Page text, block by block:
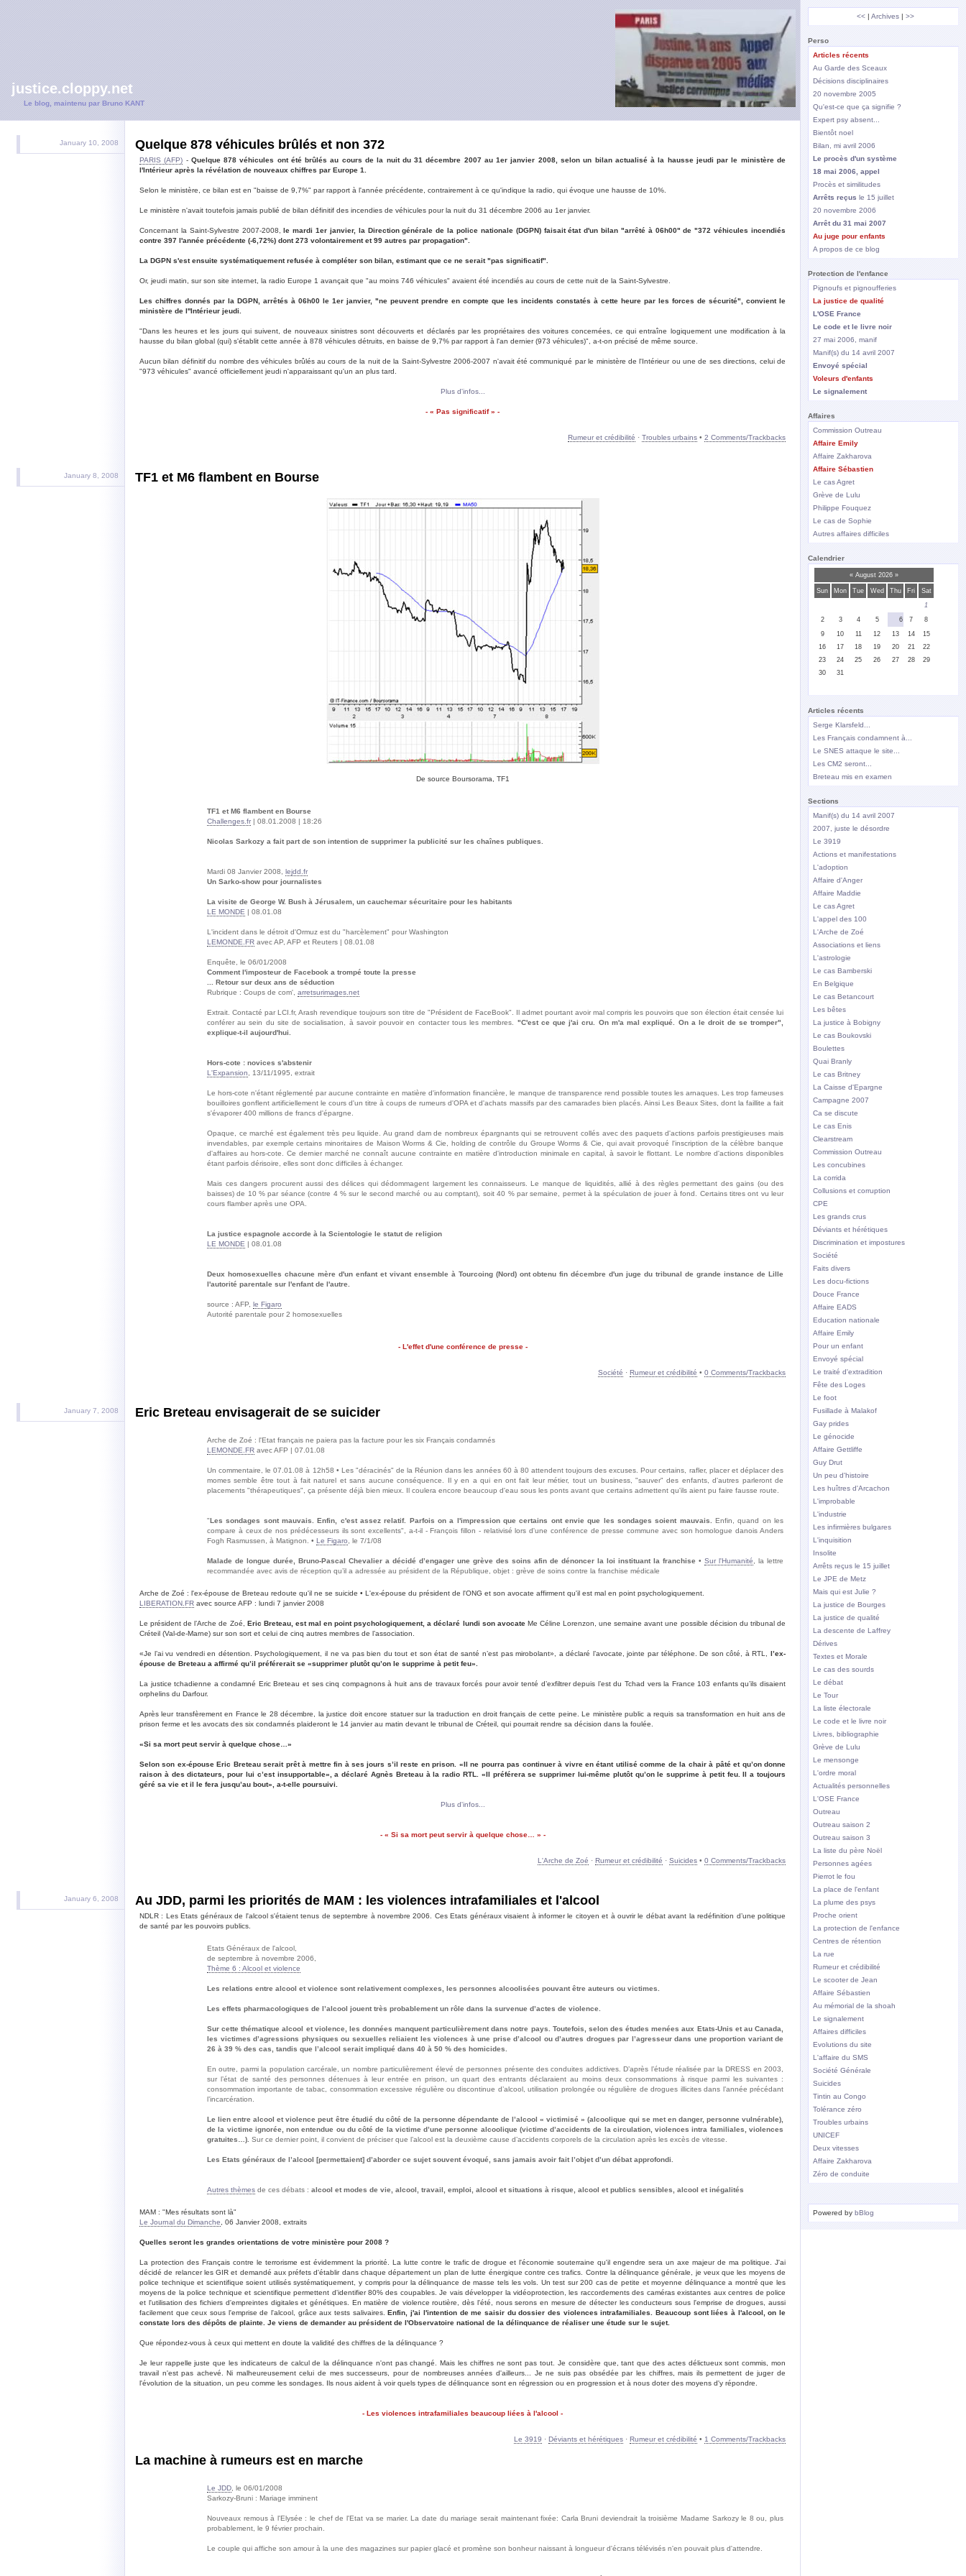
justice.cloppy.net
Le blog, maintenu par Bruno KANT
January 10, 2008 Quelque 878 véhicules brûlés et non 372
PARIS (AFP) - Quelque 878 véhicules ont été brûlés au cours de la nuit du 31 décembre 2007 au 1er janvier 2008, selon un bilan actualisé à la hausse jeudi par le ministère de
l'Intérieur après la révélation de nouveaux chiffres par Europe 1.
Selon le ministère, ce bilan est en "baisse de 9,7%" par rapport à l'année précédente, contrairement à ce qu'indique la radio, qui évoque une hausse de 10%.
Le ministère n'avait toutefois jamais publié de bilan définitif des incendies de véhicules pour la nuit du 31 décembre 2006 au 1er janvier.
Concernant la Saint-Sylvestre 2007-2008,le mardi 1er janvier, la Direction générale de la police nationale (DGPN) faisait état d'un bilan "arrêté à 06h00" de "372 véhicules incendiés
contre 397 l'année précédente (-6,72%) dont 273 volontairement et 99 autres par propagation".
La DGPN s'est ensuite systématiquement refusée à compléter son bilan, estimant que ce ne serait "pas significatif".
Or, jeudi matin, sur son site internet, la radio Europe 1 avançait que "au moins 746 véhicules" avaient été incendiés au cours de cette nuit de la Saint-Sylvestre.
Les chiffres donnés par la DGPN, arrêtés à 06h00 le 1er janvier, "ne peuvent prendre en compte que les incidents constatés à cette heure par les forces de sécurité", convient le
ministère de l''Intérieur jeudi.
"Dans les heures et les jours qui suivent, de nouveaux sinistres sont découverts et déclarés par les propriétaires des voitures concernées, ce qui entraîne logiquement une modification à la
hausse du bilan global (qui) s'établit cette année à 878 véhicules détruits, en baisse de 9,7% par rapport à l'an dernier (973 véhicules)", a-t-on précisé de même source.
Aucun bilan définitif du nombre des véhicules brûlés au cours de la nuit de la Saint-Sylvestre 2006-2007 n'avait été communiqué par le ministère de l'Intérieur ou une de ses directions, celui de
"973 véhicules" avancé officiellement jeudi n'apparaissant qu'un an plus tard.
Plus d'infos...
- « Pas significatif » -
Rumeur et crédibilité · Troubles urbains • 2 Comments/Trackbacks
January 8, 2008 TF1 et M6 flambent en Bourse
De source Boursorama, TF1
TF1 et M6 flambent en Bourse
Challenges.fr | 08.01.2008 | 18:26
Nicolas Sarkozy a fait part de son intention de supprimer la publicité sur les chaînes publiques.
Mardi 08 Janvier 2008, lejdd.fr
Un Sarko-show pour journalistes
La visite de George W. Bush à Jérusalem, un cauchemar sécuritaire pour les habitants
LE MONDE | 08.01.08
L'incident dans le détroit d'Ormuz est du "harcèlement" pour Washington
LEMONDE.FR avec AP, AFP et Reuters | 08.01.08
Enquête, le 06/01/2008
Comment l'imposteur de Facebook a trompé toute la presse
... Retour sur deux ans de séduction
Rubrique : Coups de com', arretsurimages.net
Extrait. Contacté par LCI.fr, Arash revendique toujours son titre de "Président de FaceBook". Il admet pourtant avoir mal compris les pouvoirs que son élection était censée lui
conférer au sein du site de socialisation, à savoir pouvoir en contacter tous les membres. "C'est ce que j'ai cru. On m'a mal expliqué. On a le droit de se tromper",
explique-t-il aujourd'hui.
Hors-cote : novices s'abstenir
L'Expansion , 13/11/1995, extrait
Le hors-cote n'étant réglementé par aucune contrainte en matière d'information financière, le manque de transparence rend possible toutes les arnaques. Les trop fameuses
bouilloires gonflent artificiellement le cours d'un titre à coups de rumeurs d'OPA et d'achats massifs par des camarades bien placés. Ainsi Les Beaux Sites, dont la faillite a fait
s'évaporer 400 millions de francs d'épargne.
Opaque, ce marché est également très peu liquide. Au grand dam de nombreux épargnants qui se retrouvent collés avec des paquets d'actions parfois prestigieuses mais
invendables, par exemple certains minoritaires de Maison Worms & Cie, holding de contrôle du Groupe Worms & Cie, qui avait provoqué l'inscription de la célèbre banque
d'affaires au hors-cote. Ce dernier marché ne connaît aucune contrainte en matière d'introduction minimale en capital, à savoir le flottant. Le nombre d'actions disponibles
étant parfois dérisoire, elles sont donc difficiles à échanger.
Mais ces dangers procurent aussi des délices qui dédommagent largement les connaisseurs. Le manque de liquidités, allié à des règles permettant des gains (ou des
baisses) de 10 % par séance (contre 4 % sur le second marché ou au comptant), soit 40 % par semaine, permet à la spéculation de jouer à fond. Certains titres ont vu leur
cours flamber après une OPA.
La justice espagnole accorde à la Scientologie le statut de religion
LE MONDE | 08.01.08
Deux homosexuelles chacune mère d'un enfant et vivant ensemble à Tourcoing (Nord) ont obtenu fin décembre d'un juge du tribunal de grande instance de Lille
l'autorité parentale sur l'enfant de l'autre.
source : AFP, le Figaro
Autorité parentale pour 2 homosexuelles
- L'effet d'une conférence de presse -
Société · Rumeur et crédibilité • 0 Comments/Trackbacks
January 7, 2008 Eric Breteau envisagerait de se suicider
Arche de Zoé : l'Etat français ne paiera pas la facture pour les six Français condamnés
LEMONDE.FR avec AFP | 07.01.08
Un commentaire, le 07.01.08 à 12h58 • Les "déracinés" de la Réunion dans les années 60 à 80 attendent toujours des excuses. Pour certains, rafler, placer et déplacer des
momes semble être tout à fait naturel et sans aucune conséquence. Il y en a qui en ont fait leur métier, tout un business, "sauver" des enfants, d'autres parleront de
placements "thérapeutiques", ça présente déjà bien mieux. Il coulera encore beaucoup d'eau sous les ponts avant que certains admettent qu'ils aient pu faire fausse route.
"Les sondages sont mauvais. Enfin, c'est assez relatif. Parfois on a l'impression que certains ont envie que les sondages soient mauvais.
Enfin, quand on les
compare à ceux de nos prédécesseurs ils sont excellents", a-t-il - François fillon - relativisé lors d'une conférence de presse commune avec son homologue danois Anders
Fogh Rasmussen, à Matignon. • Le Figaro , le 7/1/08
Malade de longue durée, Bruno-Pascal Chevalier a décidé d’engager une grève des soins afin de dénoncer la loi instituant la franchise • Sur l'Humanité , la lettre
recommandée avec avis de réception qu’il a adressée au président de la République, objet : grève de soins contre la franchise médicale
Arche de Zoé : l'ex-épouse de Breteau redoute qu'il ne se suicide • L'ex-épouse du président de l'ONG et son avocate affirment qu'il est mal en point psychologiquement.
LIBERATION.FR avec source AFP : lundi 7 janvier 2008
Le président de l’Arche de Zoé, Eric Breteau, est mal en point psychologiquement, a déclaré lundi son avocateMe Céline Lorenzon, une semaine avant une possible décision du tribunal de
Créteil (Val-de-Marne) sur son sort et celui de cinq autres membres de l’association.
«Je l’ai vu vendredi en détention. Psychologiquement, il ne va pas bien du tout et son état de santé n’est pas mirobolant», a déclaré l’avocate, jointe par téléphone. De son côté, à RTL, l’ex-
épouse de Breteau a affirmé qu’il préférerait se «supprimer plutôt qu’on le supprime à petit feu».
La justice tchadienne a condamné Eric Breteau et ses cinq compagnons à huit ans de travaux forcés pour avoir tenté d’exfiltrer depuis l’est du Tchad vers la France 103 enfants qu’ils disaient
orphelins du Darfour.
Après leur transfèrement en France le 28 décembre, la justice doit encore statuer sur la traduction en droit français de cette peine. Le ministère public a requis sa transformation en huit ans de
prison ferme et les avocats des six condamnés plaideront le 14 janvier au matin devant le tribunal de Créteil, qui pourrait rendre sa décision dans la foulée.
«Si sa mort peut servir à quelque chose…»
Selon son ex-épouse Eric Breteau serait prêt à mettre fin à ses jours s’il reste en prison. «Il ne pourra pas continuer à vivre en étant utilisé comme de la chair à pâté et qu’on donne
raison à des dictateurs, pour lui c’est insupportable», a déclaré Agnès Breteau à la radio RTL. «Il préférera se supprimer lui-même plutôt qu’on le supprime à petit feu. Il a toujours
géré sa vie et il le fera jusqu’au bout», a-t-elle poursuivi.
Plus d'infos...
- « Si sa mort peut servir à quelque chose… » -
L'Arche de Zoé · Rumeur et crédibilité · Suicides • 0 Comments/Trackbacks
January 6, 2008 Au JDD, parmi les priorités de MAM : les violences intrafamiliales et l'alcool
NDLR : Les Etats généraux de l'alcool s'étaient tenus de septembre à novembre 2006. Ces Etats généraux visaient à informer le citoyen et à ouvrir le débat avant la redéfinition d’une politique
de santé par les pouvoirs publics.
Etats Généraux de l'alcool,
de septembre à novembre 2006,
Thème 6 : Alcool et violence
Les relations entre alcool et violence sont relativement complexes, les personnes alcoolisées pouvant être auteurs ou victimes.
Les effets pharmacologiques de l’alcool jouent très probablement un rôle dans la survenue d’actes de violence.
Sur cette thématique alcool et violence, les données manquent particulièrement dans notre pays. Toutefois, selon des études menées aux Etats-Unis et au Canada,
les victimes d’agressions physiques ou sexuelles reliaient les violences à une prise d’alcool ou d’autres drogues par l’agresseur dans une proportion variant de
26 à 39 % des cas, tandis que l’alcool serait impliqué dans 40 à 50 % des homicides.
En outre, parmi la population carcérale, un nombre particulièrement élevé de personnes présente des conduites addictives. D’après l’étude réalisée par la DRESS en 2003,
sur l’état de santé des personnes détenues à leur entrée en prison, un quart des entrants déclaraient au moins deux consommations à risque parmi les suivantes :
consommation importante de tabac, consommation excessive régulière ou discontinue d’alcool, utilisation prolongée ou régulière de drogues illicites dans l’année précédant
l’incarcération.
Le lien entre alcool et violence peut être étudié du côté de la personne dépendante de l’alcool « victimisé » (alcoolique qui se met en danger, personne vulnérable),
de la victime ignorée, non entendue ou du côté de la victime d’une personne alcoolique (victime d’accidents de la circulation, violences intra familiales, violences
gratuites…). Sur ce dernier point, il convient de préciser que l’alcool est la deuxième cause d’accidents corporels de la circulation après les excès de vitesse.
Les Etats généraux de l’alcool [permettaient] d’aborder ce sujet souvent évoqué, sans jamais avoir fait l’objet d’un débat approfondi.
Autres thèmes de ces débats : alcool et modes de vie, alcool, travail, emploi, alcool et situations à risque, alcool et publics sensibles, alcool et inégalités
MAM : "Mes résultats sont là"
Le Journal du Dimanche , 06 Janvier 2008, extraits
Quelles seront les grandes orientations de votre ministère pour 2008 ?
La protection des Français contre le terrorisme est évidemment la priorité. La lutte contre le trafic de drogue et l'économie souterraine qu'il engendre sera un axe majeur de ma politique. J'ai
décidé de relancer les GIR et demandé aux préfets d'établir dans chaque département un plan de lutte énergique contre ces trafics. Contre la délinquance générale, je veux que les moyens de
police technique et scientifique soient utilisés systématiquement, y compris pour la délinquance de masse tels les vols. Un test sur 200 cas de petite et moyenne délinquance a montré que les
moyens de la police technique et scientifique permettent d'identifier 80% des coupables. Je vais développer la vidéoprotection, les raccordements des caméras existantes aux centres de police
et l'utilisation des fichiers d'empreintes digitales et génétiques. En matière de violence routière, dès l'été, nous serons en mesure de détecter les conducteurs sous l'emprise de drogues, aussi
facilement que ceux sous l'emprise de l'alcool, grâce aux tests salivaires.Enfin, j'ai l'intention de me saisir du dossier des violences intrafamiliales. Beaucoup sont liées à l'alcool, on le
constate lors des dépôts de plainte. Je viens de demander au président de l'Observatoire national de la délinquance de réaliser une étude sur le sujet.
Que répondez-vous à ceux qui mettent en doute la validité des chiffres de la délinquance ?
Je leur rappelle juste que les indicateurs de calcul de la délinquance n'ont pas changé. Mais les chiffres ne sont pas tout. Je considère que, tant que des actes délictueux sont commis, mon
travail n'est pas achevé. Ni malheureusement celui de mes successeurs, pour de nombreuses années d'ailleurs... Je ne suis pas obsédée par les chiffres, mais ils permettent de juger de
l'évolution de la situation, un peu comme les sondages. Ils nous aident à voir quels types de délinquance sont en régression ou en progression et à nous doter des moyens d'y répondre.
- Les violences intrafamiliales beaucoup liées à l'alcool -
Le 3919 · Déviants et hérétiques · Rumeur et crédibilité • 1 Comments/Trackbacks
La machine à rumeurs est en marche
Le JDD , le 06/01/2008
Sarkozy-Bruni : Mariage imminent
Nouveaux remous à l'Elysée : le chef de l'Etat va se marier. La date du mariage serait maintenant fixée: Carla Bruni deviendrait la troisième Madame Sarkozy le 8 ou, plus
probablement, le 9 février prochain.
Le couple qui affiche son amour à la une des magazines sur papier glacé et promène son bonheur naissant à longueur d'écrans télévisés n'en pouvait plus d'attendre.
<< | Archives | >>
Perso
Articles récents
Au Garde des Sceaux
Décisions disciplinaires
20 novembre 2005
Qu'est-ce que ça signifie ?
Expert psy absent...
Bientôt noel
Bilan, mi avril 2006
Le procès d'un système
18 mai 2006, appel
Procès et similitudes
Arrêts reçus le 15 juillet
20 novembre 2006
Arrêt du 31 mai 2007
Au juge pour enfants
A propos de ce blog
Protection de l'enfance
Pignoufs et pignoufferies
La justice de qualité
L'OSE France
Le code et le livre noir
27 mai 2006, manif
Manif(s) du 14 avril 2007
Envoyé spécial
Voleurs d'enfants
Le signalement
Affaires
Commission Outreau
Affaire Emily
Affaire Zakharova
Affaire Sébastien
Le cas Agret
Grève de Lulu
Philippe Fouquez
Le cas de Sophie
Autres affaires difficiles
Calendrier
« August 2026 »
Sun Mon Tue Wed Thu Fri
Sat
1
2
3 4 5 6 7
8
9
10 11 12 13 14
15
16
17 18 19 20 21
22
23
24 25 26 27 28
29
30
31
Articles récents
Serge Klarsfeld...
Les Français condamnent à...
Le SNES attaque le site...
Les CM2 seront...
Breteau mis en examen
Sections
Manif(s) du 14 avril 2007
2007, juste le désordre
Le 3919
Actions et manifestations
L'adoption
Affaire d'Anger
Affaire Maddie
Le cas Agret
L'appel des 100
L'Arche de Zoé
Associations et liens
L'astrologie
Le cas Bamberski
En Belgique
Le cas Betancourt
Les bêtes
La justice à Bobigny
Le cas Boukovski
Boulettes
Quai Branly
Le cas Britney
La Caisse d'Epargne
Campagne 2007
Ca se discute
Le cas Enis
Clearstream
Commission Outreau
Les concubines
La corrida
Collusions et corruption
CPE
Les grands crus
Déviants et hérétiques
Discrimination et impostures
Société
Faits divers
Les docu-fictions
Douce France
Affaire EADS
Education nationale
Affaire Emily
Pour un enfant
Envoyé spécial
Le traité d'extradition
Fête des Loges
Le foot
Fusillade à Malakof
Gay prides
Le génocide
Affaire Gettliffe
Guy Drut
Un peu d'histoire
Les huîtres d'Arcachon
L'improbable
L'industrie
Les infirmières bulgares
L'inquisition
Insolite
Arrêts reçus le 15 juillet
Le JPE de Metz
Mais qui est Julie ?
La justice de Bourges
La justice de qualité
La descente de Laffrey
Dérives
Textes et Morale
Le cas des sourds
Le débat
Le Tour
La liste électorale
Le code et le livre noir
Livres, bibliographie
Grève de Lulu
Le mensonge
L'ordre moral
Actualités personnelles
L'OSE France
Outreau
Outreau saison 2
Outreau saison 3
La liste du père Noël
Personnes agées
Pierrot le fou
La place de l'enfant
La plume des psys
Proche orient
La protection de l'enfance
Centres de rétention
La rue
Rumeur et crédibilité
Le scooter de Jean
Affaire Sébastien
Au mémorial de la shoah
Le signalement
Affaires difficiles
Evolutions du site
L'affaire du SMS
Société Générale
Suicides
Tintin au Congo
Tolérance zéro
Troubles urbains
UNICEF
Deux vitesses
Affaire Zakharova
Zéro de conduite
Powered by bBlog